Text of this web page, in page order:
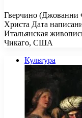
Гверчино (Джованни
Христа Дата
Итальянская
Чикаго, США
Культура